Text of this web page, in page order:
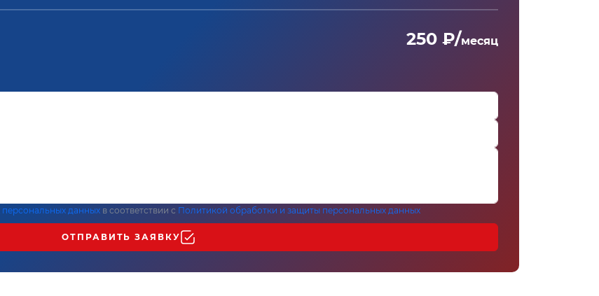
250 ₽/месяц
персональных данных в соответствии с Политикой обработки и защиты персональных данных
ОТПРАВИТЬ ЗАЯВКУ